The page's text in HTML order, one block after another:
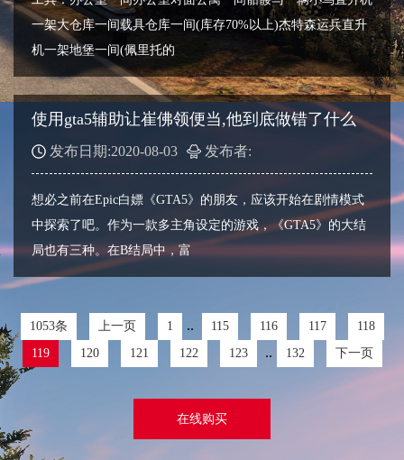
一架大仓库一间载具仓库一间(库存70%以上)杰特森运兵直升
机一架地堡一间(佩里托的
使用gta5辅助让崔佛领便当,他到底做错了什么
发布日期:2020-08-03 发布者:
想必之前在Epic白嫖《GTA5》的朋友，应该开始在剧情模式
中探索了吧。作为一款多主角设定的游戏，《GTA5》的大结
局也有三种。在B结局中，富
1053条 上一页 1 .. 115 116 117
118
119
120 121 122 123 .. 132 下一页
在线购买